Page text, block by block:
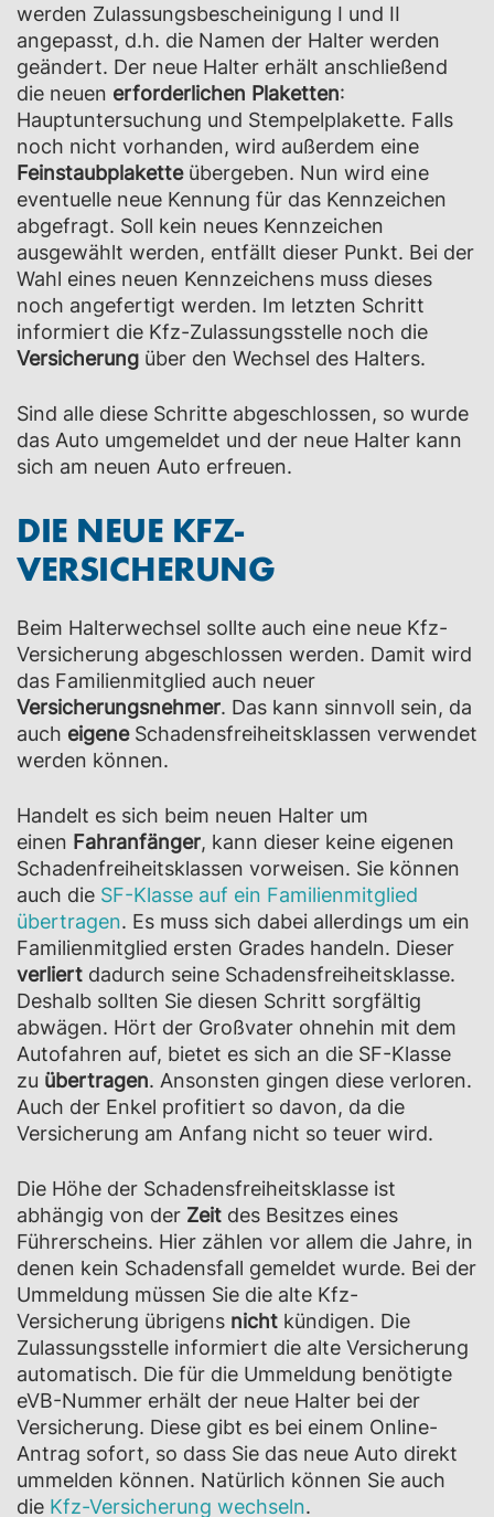
werden Zulassungsbescheinigung I und II
angepasst, d.h. die Namen der Halter werden
geändert. Der neue Halter erhält anschließend
die neuen erforderlichen Plaketten:
Hauptuntersuchung und Stempelplakette. Falls
noch nicht vorhanden, wird außerdem eine
Feinstaubplakette übergeben. Nun wird eine
eventuelle neue Kennung für das Kennzeichen
abgefragt. Soll kein neues Kennzeichen
ausgewählt werden, entfällt dieser Punkt. Bei der
Wahl eines neuen Kennzeichens muss dieses
noch angefertigt werden. Im letzten Schritt
informiert die Kfz-Zulassungsstelle noch die
Versicherung über den Wechsel des Halters.
Sind alle diese Schritte abgeschlossen, so wurde
das Auto umgemeldet und der neue Halter kann
sich am neuen Auto erfreuen.
DIE NEUE KFZ-
VERSICHERUNG
Beim Halterwechsel sollte auch eine neue Kfz-
Versicherung abgeschlossen werden. Damit wird
das Familienmitglied auch neuer
Versicherungsnehmer. Das kann sinnvoll sein, da
auch eigene Schadensfreiheitsklassen verwendet
werden können.
Handelt es sich beim neuen Halter um
einen Fahranfänger, kann dieser keine eigenen
Schadenfreiheitsklassen vorweisen. Sie können
auch die SF-Klasse auf ein Familienmitglied
übertragen. Es muss sich dabei allerdings um ein
Familienmitglied ersten Grades handeln. Dieser
verliert dadurch seine Schadensfreiheitsklasse.
Deshalb sollten Sie diesen Schritt sorgfältig
abwägen. Hört der Großvater ohnehin mit dem
Autofahren auf, bietet es sich an die SF-Klasse
zu übertragen. Ansonsten gingen diese verloren.
Auch der Enkel profitiert so davon, da die
Versicherung am Anfang nicht so teuer wird.
Die Höhe der Schadensfreiheitsklasse ist
abhängig von der Zeit des Besitzes eines
Führerscheins. Hier zählen vor allem die Jahre, in
denen kein Schadensfall gemeldet wurde. Bei der
Ummeldung müssen Sie die alte Kfz-
Versicherung übrigens nicht kündigen. Die
Zulassungsstelle informiert die alte Versicherung
automatisch. Die für die Ummeldung benötigte
eVB-Nummer erhält der neue Halter bei der
Versicherung. Diese gibt es bei einem Online-
Antrag sofort, so dass Sie das neue Auto direkt
ummelden können. Natürlich können Sie auch
die Kfz-Versicherung wechseln.